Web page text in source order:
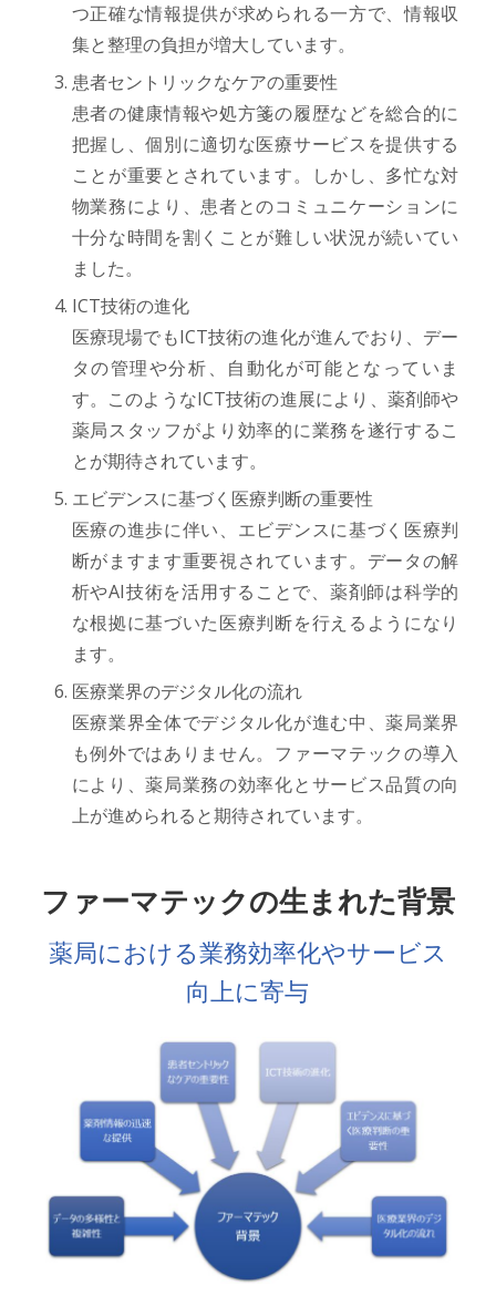
つ正確な情報提供が求められる一方で、情報収
集と整理の負担が増大しています。
患者セントリックなケアの重要性
患者の健康情報や処方箋の履歴などを総合的に
把握し、個別に適切な医療サービスを提供する
ことが重要とされています。しかし、多忙な対
物業務により、患者とのコミュニケーションに
十分な時間を割くことが難しい状況が続いてい
ました。
ICT技術の進化
医療現場でもICT技術の進化が進んでおり、デー
タの管理や分析、自動化が可能となっていま
す。このようなICT技術の進展により、薬剤師や
薬局スタッフがより効率的に業務を遂行するこ
とが期待されています。
エビデンスに基づく医療判断の重要性
医療の進歩に伴い、エビデンスに基づく医療判
断がますます重要視されています。データの解
析やAI技術を活用することで、薬剤師は科学的
な根拠に基づいた医療判断を行えるようになり
ます。
医療業界のデジタル化の流れ
医療業界全体でデジタル化が進む中、薬局業界
も例外ではありません。ファーマテックの導入
により、薬局業務の効率化とサービス品質の向
上が進められると期待されています。
ファーマテックの生まれた背景
薬局における業務効率化やサービス
向上に寄与